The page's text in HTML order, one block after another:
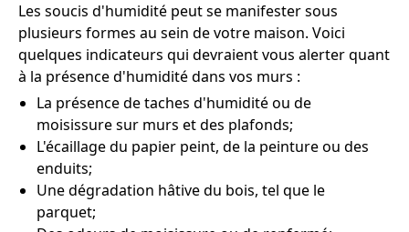
Les soucis d'humidité peut se manifester sous
plusieurs formes au sein de votre maison. Voici
quelques indicateurs qui devraient vous alerter quant
à la présence d'humidité dans vos murs :
La présence de taches d'humidité ou de
moisissure sur murs et des plafonds;
L'écaillage du papier peint, de la peinture ou des
enduits;
Une dégradation hâtive du bois, tel que le
parquet;